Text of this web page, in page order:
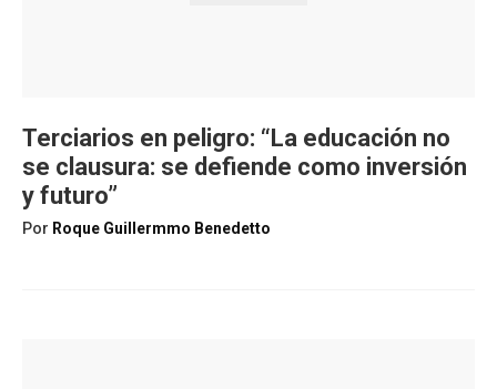
Terciarios en peligro: “La educación no
se clausura: se defiende como inversión
y futuro”
Por Roque Guillermmo Benedetto